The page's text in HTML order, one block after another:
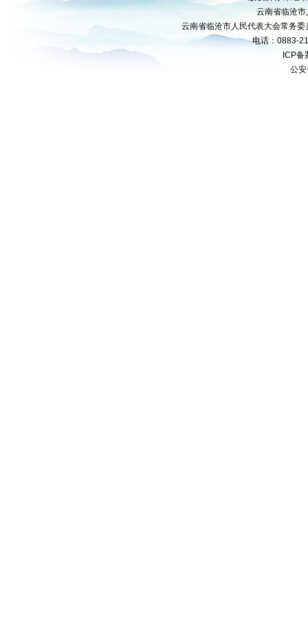
云南省临沧
云南省临沧市人民代表大会常务
电话：0883-
ICP备
公